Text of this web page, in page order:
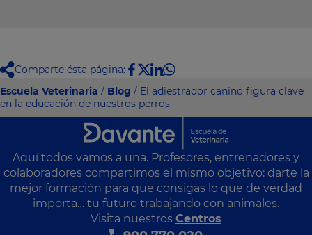
Comparte ésta página:
Escuela Veterinaria / Blog / El adiestrador canino figura clave
en la educación de nuestros perros
Aquí todos vamos a una. Profesores, entrenadores y
colaboradores compartimos el mismo objetivo: darte la
mejor formación para que consigas lo que de verdad
importa… tu futuro trabajando con animales.
Visita nuestros Centros